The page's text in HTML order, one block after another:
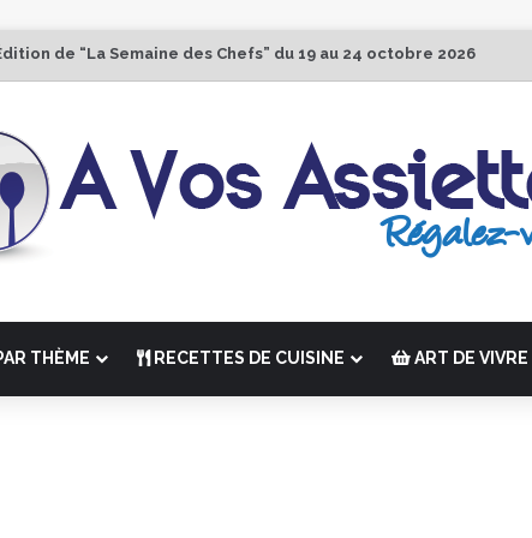
de “La Semaine des Chefs” du 19 au 24 octobre 2026
THÈME RECETTES DE CUISINE ART DE VIVRE